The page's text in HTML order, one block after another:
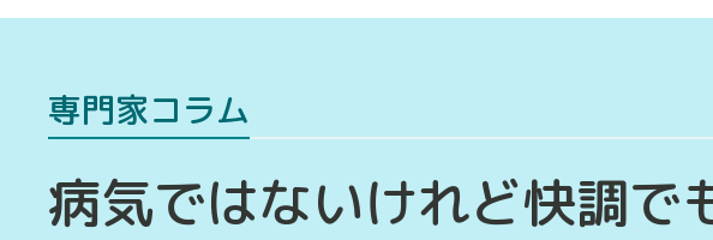
専門家コラム
病気ではないけれど快調で